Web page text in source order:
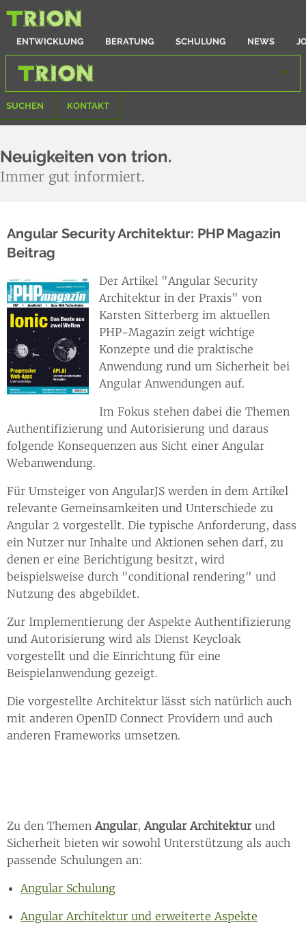
ENTWICKLUNG BERATUNG SCHULUNG NEWS
SUCHEN KONTAKT
Neuigkeiten von trion.
Immer gut informiert.
Angular Security Architektur: PHP Magazin
Beitrag
Der Artikel "Angular Security
Architektur in der Praxis" von
Karsten Sitterberg im aktuellen
PHP-Magazin zeigt wichtige
Konzepte und die praktische
Anwendung rund um Sicherheit bei
Angular Anwendungen auf.
Im Fokus stehen dabei die Themen
Authentifizierung und Autorisierung und daraus
folgende Konsequenzen aus Sicht einer Angular
Webanwendung.
Für Umsteiger von AngularJS werden in dem Artikel
relevante Gemeinsamkeiten und Unterschiede zu
Angular 2 vorgestellt. Die typische Anforderung, dass
ein Nutzer nur Inhalte und Aktionen sehen darf, zu
denen er eine Berichtigung besitzt, wird
beispielsweise durch "conditional rendering" und
Nutzung des abgebildet.
Zur Implementierung der Aspekte Authentifizierung
und Autorisierung wird als Dienst Keycloak
vorgestellt und die Einrichtung für eine
Beispielanwendung gezeigt.
Die vorgestellte Architektur lässt sich natürlich auch
mit anderen OpenID Connect Providern und auch
anderen Frameworks umsetzen.
Zu den ThemenAngular,Angular Architekturund
Sicherheit bieten wir sowohl Unterstützung als auch
passende Schulungen an:
Angular Schulung
Angular Architektur und erweiterte Aspekte